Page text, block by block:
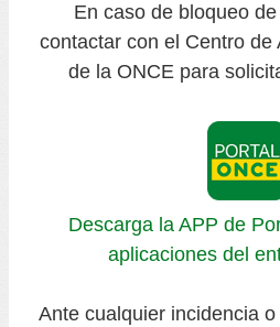
En caso de bloqueo
contactar con el Centro de
de la ONCE para
Descarga la APP de
aplicaciones del
Ante cualquier incidencia